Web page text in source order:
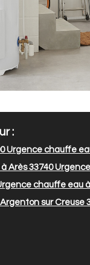
:
Urgence chauffe
Arès 33740Urgence
chauffe eau
sur Creuse